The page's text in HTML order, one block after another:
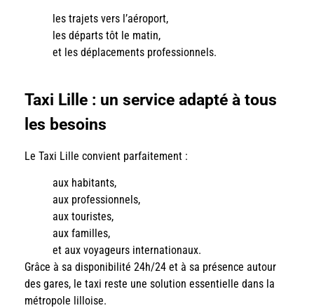
les trajets vers l’aéroport,
les départs tôt le matin,
et les déplacements professionnels.
Taxi Lille : un service adapté à tous
les besoins
Le Taxi Lille convient parfaitement :
aux habitants,
aux professionnels,
aux touristes,
aux familles,
et aux voyageurs internationaux.
Grâce à sa disponibilité 24h/24 et à sa présence autour
des gares, le taxi reste une solution essentielle dans la
métropole lilloise.